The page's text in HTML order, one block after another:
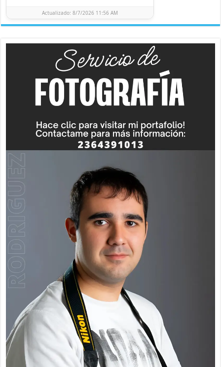
Actualizado: 8/7/2026 11:56 AM